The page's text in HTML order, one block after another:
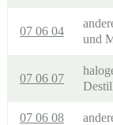
07 06 04
und
07 06 07
07 06 08